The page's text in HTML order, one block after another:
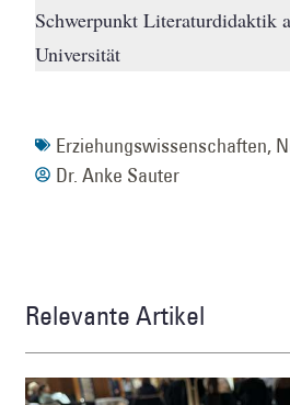
Schwerpunkt Literaturdidaktik
Universität
Erziehungswissenschaften,
Dr. Anke Sauter
Relevante Artikel